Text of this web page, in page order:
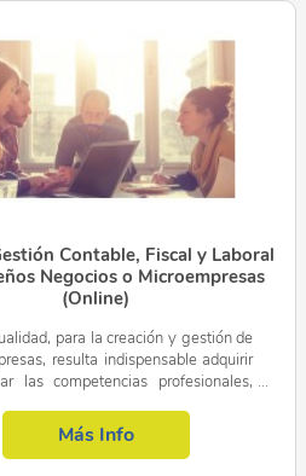
Contable, Fiscal y Laboral
Negocios o Microempresas
(Online)
para la creación y gestión de
resulta indispensable adquirir
las competencias profesionales,
Más Info